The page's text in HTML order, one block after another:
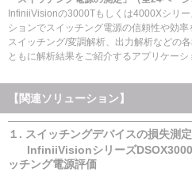
InfiniiVisionの3000Tもしくは4000Xシリ
ションでスイッチング電源の信頼性や効率
スイッチング/変調解析、出力解析などの
ともに解析結果をご紹介するアプリケーシ
【関連ソリューション】
１. スイッチングデバイスの損失測
InfiniiVisionシリーズ
ッチング電源評価